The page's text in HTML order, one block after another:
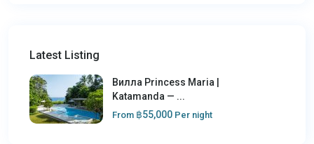
Latest Listing
Вилла Princess Maria |
Katamanda — ...
From ฿55,000 Per night